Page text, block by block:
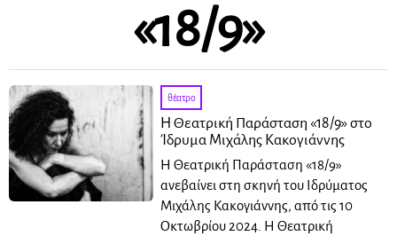
«18/9»
θέατρο
Η Θεατρική Παράσταση «18/9» στο
Ίδρυμα Μιχάλης Κακογιάννης
Η Θεατρική Παράσταση «18/9»
ανεβαίνει στη σκηνή του Ιδρύματος
Μιχάλης Κακογιάννης, από τις 10
Οκτωβρίου 2024. Η Θεατρική